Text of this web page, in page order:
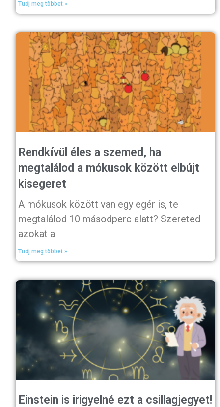
Tudj meg többet »
Rendkívül éles a szemed, ha
megtalálod a mókusok között elbújt
kisegeret
A mókusok között van egy egér is, te
megtalálod 10 másodperc alatt? Szereted
azokat a
Tudj meg többet »
Einstein is irigyelné ezt a csillagjegyet!